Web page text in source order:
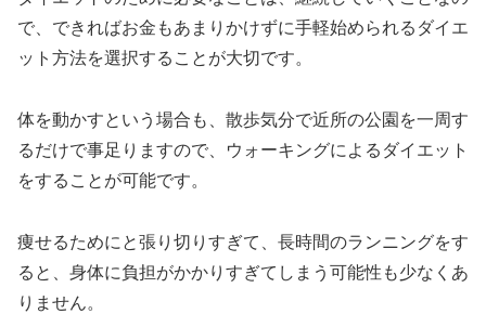
で、できればお金もあまりかけずに手軽始められるダイエ
ット方法を選択することが大切です。
体を動かすという場合も、散歩気分で近所の公園を一周す
るだけで事足りますので、ウォーキングによるダイエット
をすることが可能です。
痩せるためにと張り切りすぎて、長時間のランニングをす
ると、身体に負担がかかりすぎてしまう可能性も少なくあ
りません。